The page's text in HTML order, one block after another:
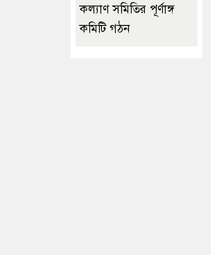
কল্যাণ সমিতির পূর্ণাঙ্গ
কমিটি গঠন